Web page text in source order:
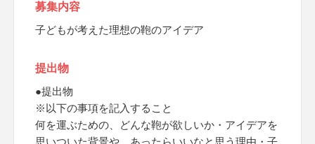
募集内容
子どもが考えた理想の鞄のアイデア
提出物
●提出物
※以下の事項を記入すること
何を運ぶための、どんな鞄が欲しいか・アイデアを
思いついた背景や、あったらいいなと思う理由・子